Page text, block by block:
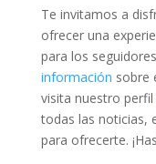
Te invitamos a
ofrecer una
para los
información sobre
visita nuestro perfil
todas las noticias,
para ofrecerte.